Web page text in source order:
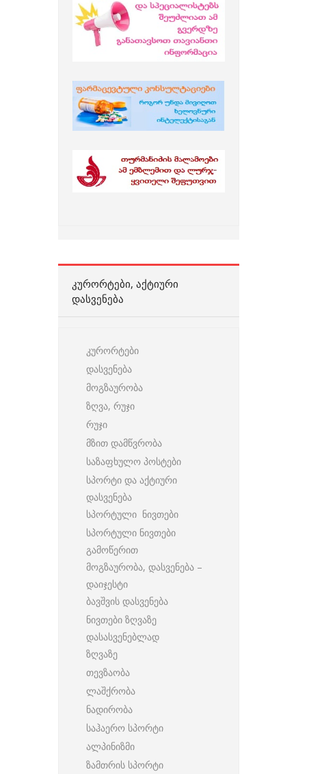
ᲙᲣᲠᲝᲠᲢᲔᲑᲘ, ᲐᲥᲢᲘᲣᲠᲘ
ᲓᲐᲡᲕᲔᲜᲔᲑᲐ
კურორტები
დასვენება
მოგზაურობა
ზღვა, რუჯი
რუჯი
მზით დამწვრობა
საზაფხულო პოსტები
სპორტი და აქტიური
დასვენება
სპორტული ნივთები
სპორტული ნივთები
გამოწერით
მოგზაურობა, დასვენება –
დაიჯესტი
ბავშვის დასვენება
ნივთები ზღვაზე
დასასვენებლად
ზღვაზე
თევზაობა
ლაშქრობა
ნადირობა
საჰაერო სპორტი
ალპინიზმი
ზამთრის სპორტი